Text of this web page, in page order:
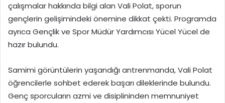
çalışmalar hakkında bilgi alan Vali Polat, sporun
gençlerin gelişimindeki önemine dikkat çekti. Programda
ayrıca Gençlik ve Spor Müdür Yardımcısı Yücel Yücel de
hazır bulundu.
Samimi görüntülerin yaşandığı antrenmanda, Vali Polat
öğrencilerle sohbet ederek başarı dileklerinde bulundu.
Genç sporcuların azmi ve disiplininden memnuniyet